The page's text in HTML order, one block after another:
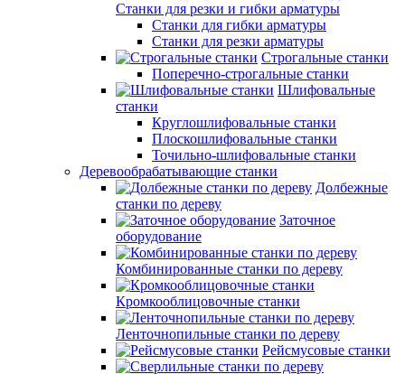
Станки для резки и гибки арматуры
Станки для гибки арматуры
Станки для резки арматуры
Строгальные станки
Поперечно-строгальные станки
Шлифовальные
станки
Круглошлифовальные станки
Плоскошлифовальные станки
Точильно-шлифовальные станки
Деревообрабатывающие станки
Долбежные
станки по дереву
Заточное
оборудование
Комбинированные станки по дереву
Кромкооблицовочные станки
Ленточнопильные станки по дереву
Рейсмусовые станки